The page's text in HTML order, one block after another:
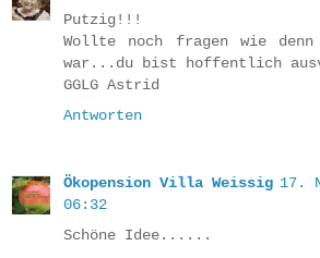
Putzig!!!
Wollte noch fragen wie denn
war...du bist hoffentlich
GGLG Astrid
Antworten
Ökopension Villa Weissig 17.
06:32
Schöne Idee......